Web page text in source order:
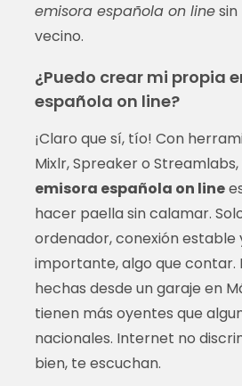
emisora española on linesin
vecino.
¿Puedo crear mi propia
española on line?
¡Claro que sí, tío! Con
Mixlr, Spreaker o
emisora española on line
hacer paella sin calamar.
ordenador, conexión estable
importante, algo que contar.
hechas desde un garaje en
tienen más oyentes que
nacionales. Internet no
bien, te escuchan.